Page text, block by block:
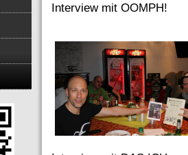
Interview mit OOMPH!